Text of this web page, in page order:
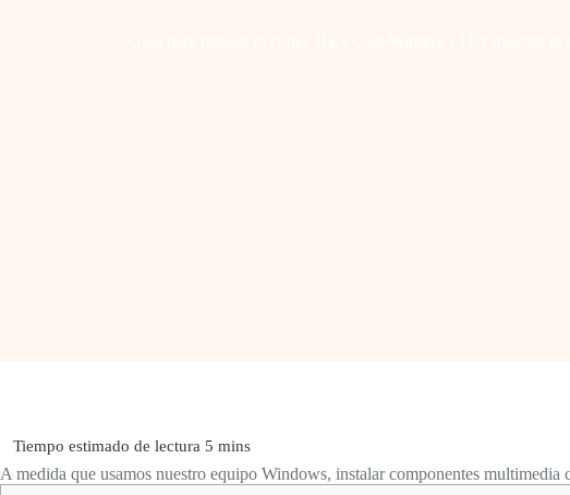
A medida que usamos nuestro equipo Windows, instalar componentes